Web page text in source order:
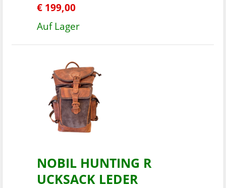
€ 199,00
Auf Lager
NOBIL HUNTING R
UCKSACK LEDER